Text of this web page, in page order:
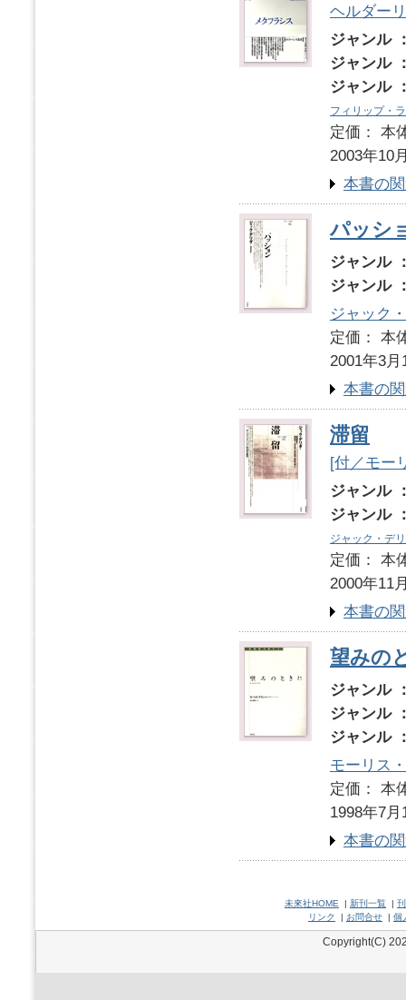
ヘルダー
ジャンル
ジャンル
ジャンル
フィリップ・
定価：
2003年10
本書の
パッシ
ジャンル
ジャンル
ジャック
定価：
2001年3月
本書の
滞留
[付／モー
ジャンル
ジャンル
ジャック・デ
定価：
2000年11
本書の
望みの
ジャンル
ジャンル
ジャンル
モーリス
定価：
1998年7月
本書の
未來社HOME | 新刊一覧 |
リンク
| お問合せ | 個
Copyright(C)